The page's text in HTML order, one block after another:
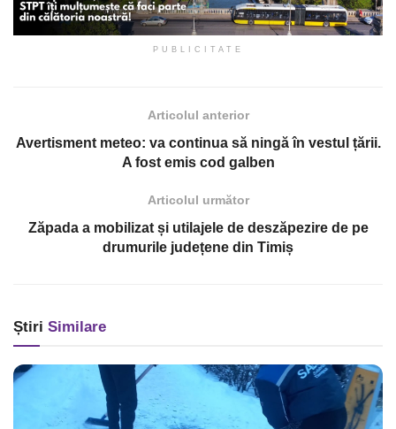
PUBLICITATE
Articolul anterior
Avertisment meteo: va continua să ningă în vestul țării.
A fost emis cod galben
Articolul următor
Zăpada a mobilizat și utilajele de deszăpezire de pe
drumurile județene din Timiș
Știri Similare